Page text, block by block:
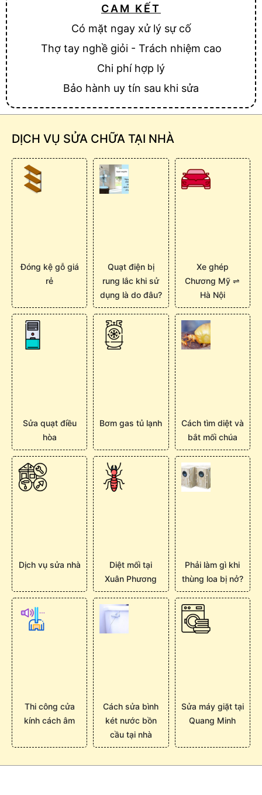
CAM KẾT
Có mặt ngay xử lý sự cố
Thợ tay nghề giỏi - Trách nhiệm cao
Chi phí hợp lý
Bảo hành uy tín sau khi sửa
DỊCH VỤ SỬA CHỮA TẠI NHÀ
Đóng kệ gỗ giá
rẻ
Quạt điện bị
rung lắc khi sử
dụng là do đâu?
Xe ghép
Chương Mỹ ⇌
Hà Nội
Sửa quạt điều
hòa
Bơm gas tủ lạnh
Cách tìm diệt và
bắt mối chúa
Dịch vụ sửa nhà
Diệt mối tại
Xuân Phương
Phải làm gì khi
thùng loa bị nở?
Thi công cửa
kính cách âm
Cách sửa bình
két nước bồn
cầu tại nhà
Sửa máy giặt tại
Quang Minh